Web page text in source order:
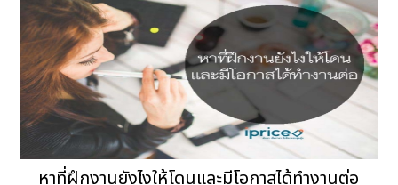
หาที่ฝึกงานยังไงให้โดนและมีโอกาสได้ทำงานต่อ